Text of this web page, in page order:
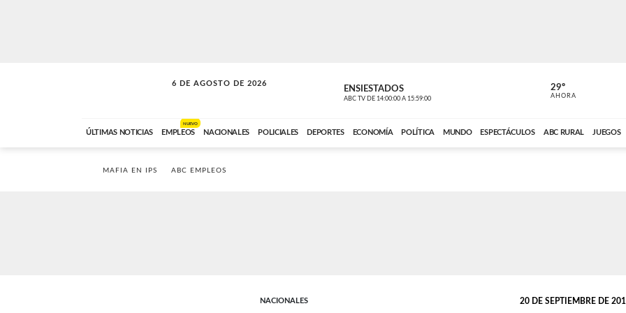
6 DE AGOSTO DE 2026
A DE LA TARDE ENSIESTADOS
ABC TV DE 14:00:00 A 15:59:00 ABC CARDINAL
29º
AHORA
ÚLTIMAS NOTICIAS EMPLEOS
NUEVO
NACIONALES POLICIALES DEPORTES ECONOMÍA POLÍTICA MUNDO ESPECTÁCULOS ABC RURAL JUEGOS
MAFIA EN IPS ABC EMPLEOS
NACIONALES 20 DE SEPTIEMBRE DE